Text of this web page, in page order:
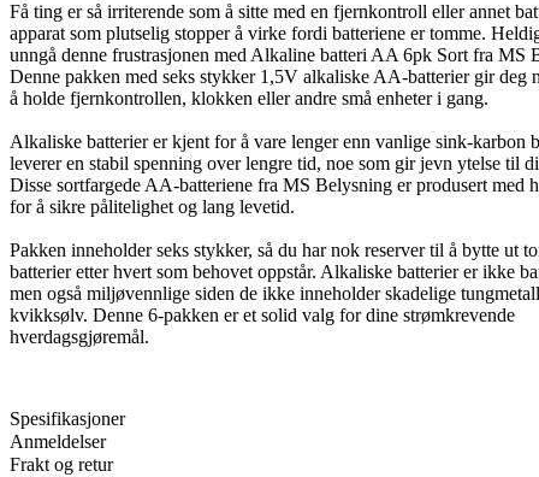
Få ting er så irriterende som å sitte med en fjernkontroll eller annet
apparat som plutselig stopper å virke fordi batteriene er tomme.
unngå denne frustrasjonen med Alkaline batteri AA 6pk Sort fra MS
Denne pakken med seks stykker 1,5V alkaliske AA-batterier gir deg
å holde fjernkontrollen, klokken eller andre små enheter i gang.
Alkaliske batterier er kjent for å vare lenger enn vanlige sink-karbon
leverer en stabil spenning over lengre tid, noe som gir jevn ytelse til
Disse sortfargede AA-batteriene fra MS Belysning er produsert med
for å sikre pålitelighet og lang levetid.
Pakken inneholder seks stykker, så du har nok reserver til å bytte ut
batterier etter hvert som behovet oppstår. Alkaliske batterier er ikke
men også miljøvennlige siden de ikke inneholder skadelige
kvikksølv. Denne 6-pakken er et solid valg for dine strømkrevende
hverdagsgjøremål.
Spesifikasjoner
Anmeldelser
Frakt og retur